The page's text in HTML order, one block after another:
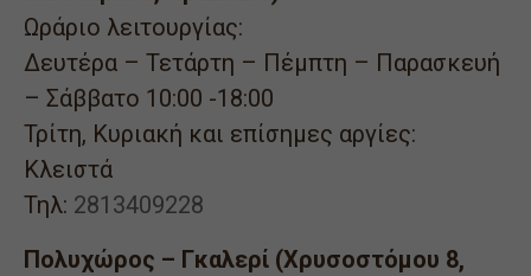
Ωράριο λειτουργίας:
Δευτέρα – Τετάρτη – Πέμπτη – Παρασκευή
– Σάββατο 10:00 -18:00
Τρίτη, Κυριακή και επίσημες αργίες:
Κλειστά
Τηλ: 2813409228
Πολυχώρος – Γκαλερί (Χρυσοστόμου 8,